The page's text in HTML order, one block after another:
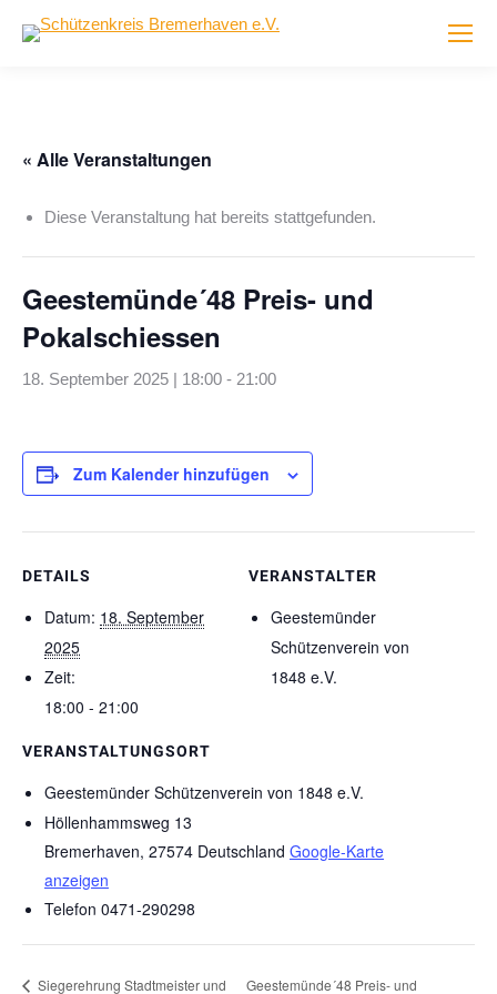
« Alle Veranstaltungen
Diese Veranstaltung hat bereits stattgefunden.
Geestemünde´48 Preis- und
Pokalschiessen
18. September 2025 | 18:00 - 21:00
Zum Kalender hinzufügen
DETAILS
Datum: 18. September
2025
Zeit:
18:00 - 21:00
VERANSTALTUNGSORT
Geestemünder Schützenverein von 1848 e.V.
Höllenhammsweg 13
Bremerhaven, 27574 Deutschland Google-Karte
anzeigen
Telefon 0471-290298
VERANSTALTER
Geestemünder
Schützenverein von
1848 e.V.
Siegerehrung Stadtmeister und Geestemünde´48 Preis- und